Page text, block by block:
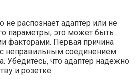
не распознает адаптер или не
параметры, это может быть
факторами. Первая причина
неправильным соединением
Убедитесь, что адаптер надежно
и розетке.